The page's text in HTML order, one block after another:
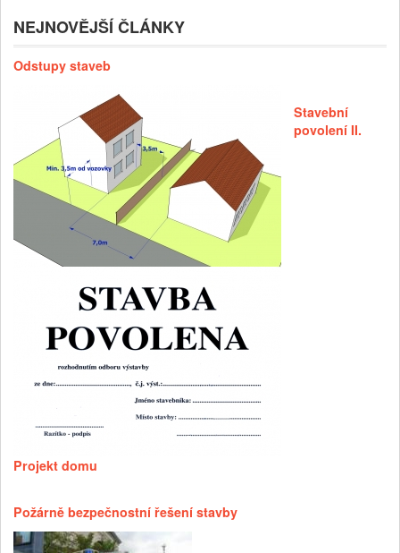
NEJNOVĚJŠÍ ČLÁNKY
Odstupy staveb
Stavební
povolení II.
Projekt domu
Požárně bezpečnostní řešení stavby